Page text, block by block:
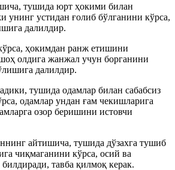
тушида юрт ҳокими билан
унинг устидан ғолиб бўлганини кўрса,
далилдир.
ҳокимдан ранж етишини
олдига жанжал учун борганини
далилдир.
тушида одамлар билан сабабсиз
одамлар ундан ғам чекишларига
озор беришини истовчи
айтишича, тушида дўзахга тушиб
чиқмаганини кўрса, осий ва
тавба қилмоқ керак.